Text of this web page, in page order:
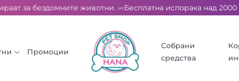
за бездомните животни. ‹‹‹Бесплатна испорака над 2000
Промоции
Собрани
средства